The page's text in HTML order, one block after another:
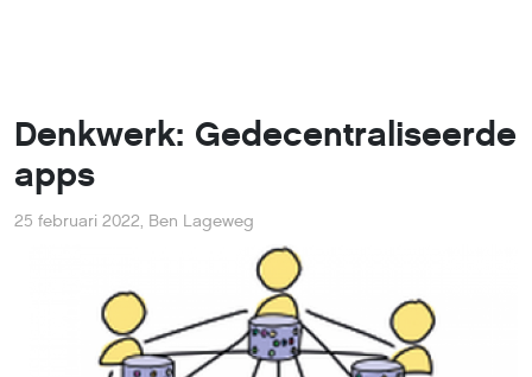
Denkwerk: Gedecentraliseerde
apps
25 februari 2022, Ben Lageweg